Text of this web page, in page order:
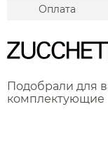
Оплата
Подобрали для
комплектующие